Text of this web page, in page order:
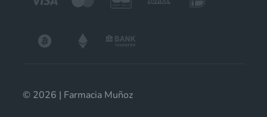
© 2026 | Farmacia Muñoz